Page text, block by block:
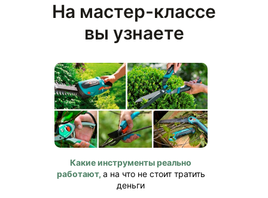
На мастер-классе
вы узнаете
Какие инструменты реально
работают, а на что не стоит тратить
деньги